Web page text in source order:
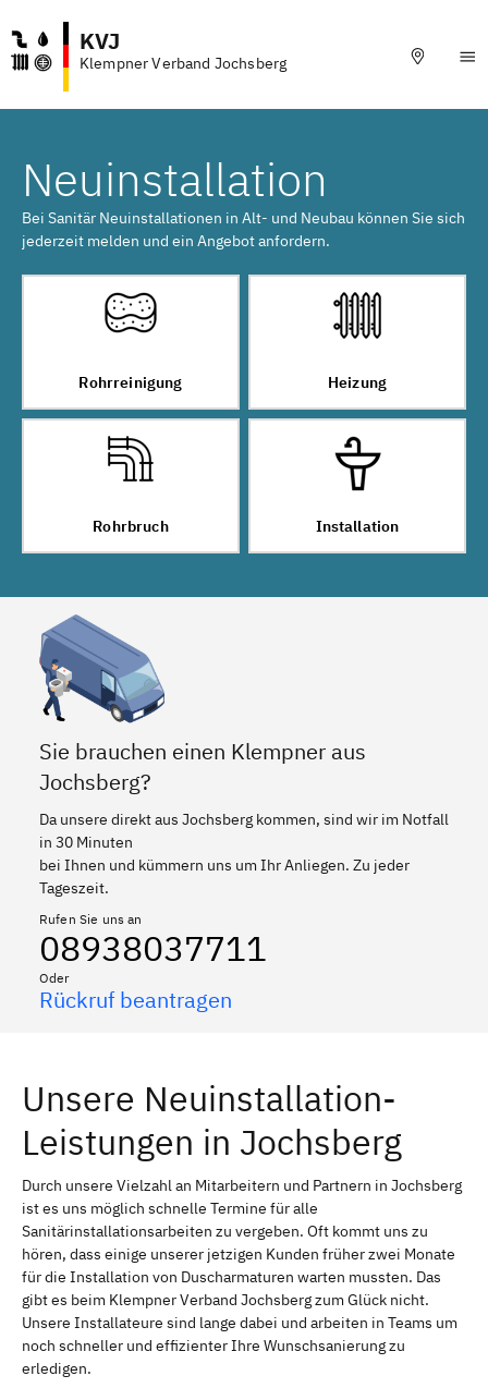
KVJ
Klempner Verband Jochsberg
Neuinstallation
Bei Sanitär Neuinstallationen in Alt- und Neubau können Sie sich
jederzeit melden und ein Angebot anfordern.
Rohrreinigung Heizung
Rohrbruch Installation
Sie brauchen einen Klempner aus
Jochsberg?
Da unsere direkt aus Jochsberg kommen, sind wir im Notfall
in 30 Minuten
bei Ihnen und kümmern uns um Ihr Anliegen. Zu jeder
Tageszeit.
Rufen Sie uns an
08938037711
Oder
Rückruf beantragen
Unsere Neuinstallation-
Leistungen in Jochsberg
Durch unsere Vielzahl an Mitarbeitern und Partnern in Jochsberg
ist es uns möglich schnelle Termine für alle
Sanitärinstallationsarbeiten zu vergeben. Oft kommt uns zu
hören, dass einige unserer jetzigen Kunden früher zwei Monate
für die Installation von Duscharmaturen warten mussten. Das
gibt es beim Klempner Verband Jochsberg zum Glück nicht.
Unsere Installateure sind lange dabei und arbeiten in Teams um
noch schneller und effizienter Ihre Wunschsanierung zu
erledigen.